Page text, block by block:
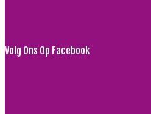
Volg Ons Op Facebook